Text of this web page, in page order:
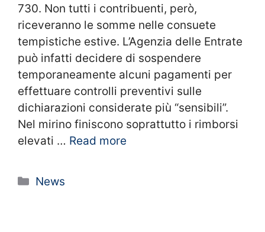
730. Non tutti i contribuenti, però,
riceveranno le somme nelle consuete
tempistiche estive. L’Agenzia delle Entrate
può infatti decidere di sospendere
temporaneamente alcuni pagamenti per
effettuare controlli preventivi sulle
dichiarazioni considerate più “sensibili”.
Nel mirino finiscono soprattutto i rimborsi
elevati … Read more
Categorie
News